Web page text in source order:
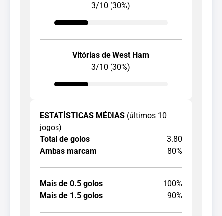
3/10 (30%)
Vitórias de West Ham
3/10 (30%)
ESTATÍSTICAS MÉDIAS (últimos 10
jogos)
Total de golos
3.80
Ambas marcam
80%
Mais de 0.5 golos
100%
Mais de 1.5 golos
90%